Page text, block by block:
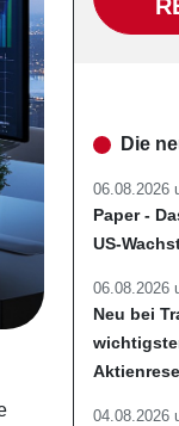
Die
06.08.2026
Paper -
US-
06.08.2026
Neu bei
04.08.2026